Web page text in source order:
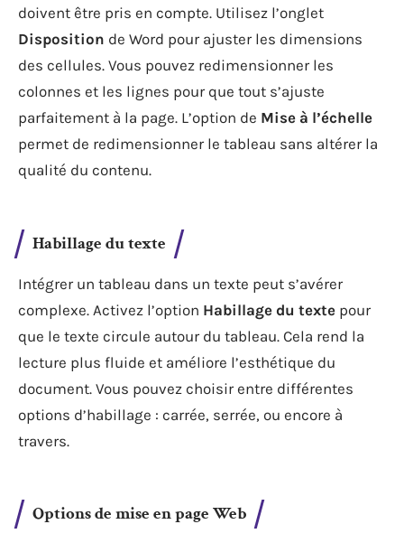
doivent être pris en compte. Utilisez l’onglet
Disposition de Word pour ajuster les dimensions
des cellules. Vous pouvez redimensionner les
colonnes et les lignes pour que tout s’ajuste
parfaitement à la page. L’option de Mise à l’échelle
permet de redimensionner le tableau sans altérer la
qualité du contenu.
Habillage du texte
Intégrer un tableau dans un texte peut s’avérer
complexe. Activez l’option Habillage du texte pour
que le texte circule autour du tableau. Cela rend la
lecture plus fluide et améliore l’esthétique du
document. Vous pouvez choisir entre différentes
options d’habillage : carrée, serrée, ou encore à
travers.
Options de mise en page Web